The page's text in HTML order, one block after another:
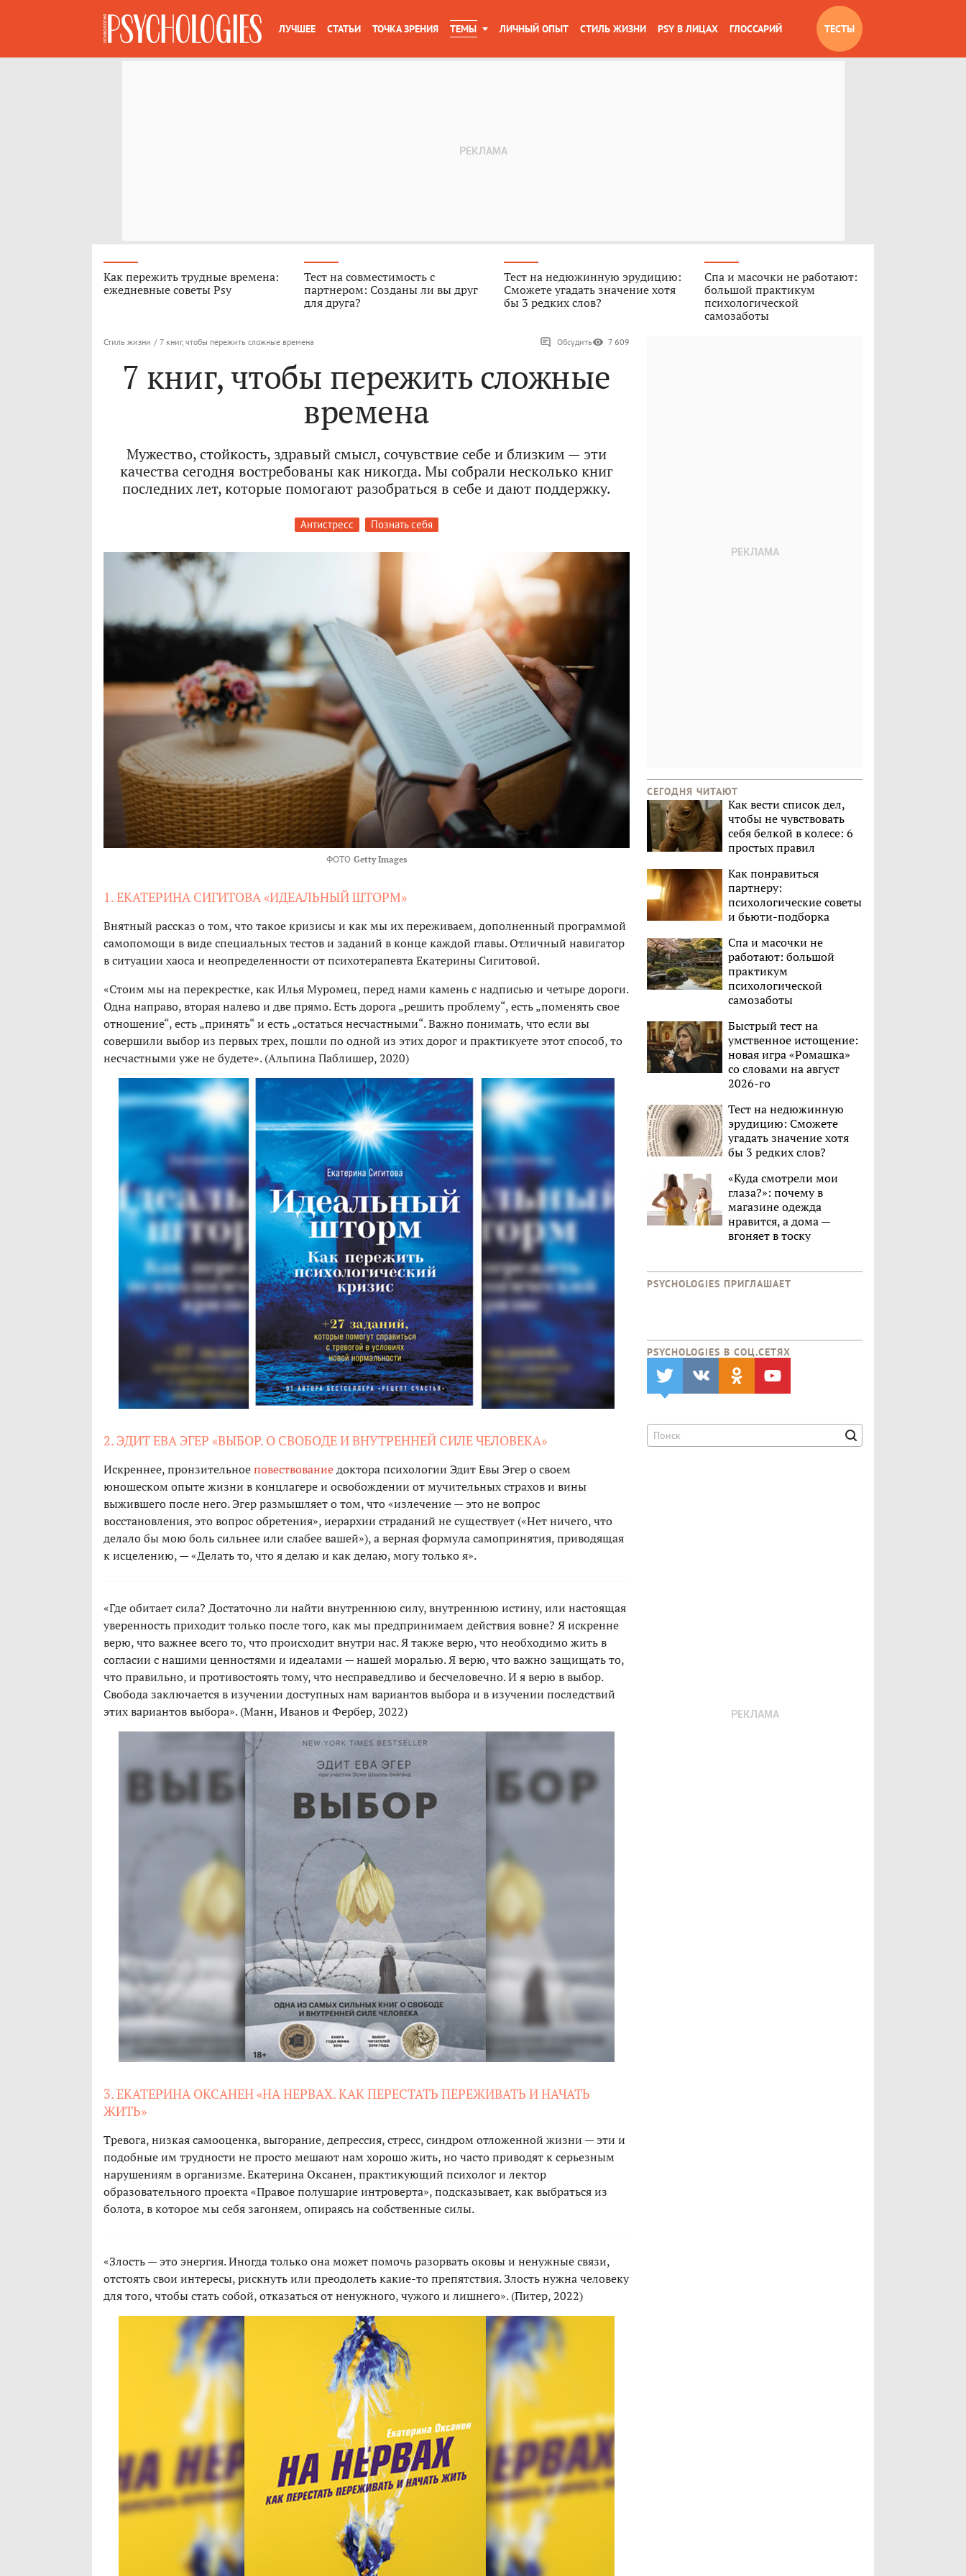
ЛУЧШЕЕ СТАТЬИ ТОЧКА ЗРЕНИЯ ТЕМЫ ЛИЧНЫЙ ОПЫТ СТИЛЬ ЖИЗНИ PSY В ЛИЦАХ ГЛОССАРИЙ ТЕСТЫ
Как пережить трудные времена:
ежедневные советы Psy
Тест на совместимость с
партнером: Созданы ли вы друг
для друга?
Тест на недюжинную эрудицию:
Сможете угадать значение хотя
бы 3 редких слов?
Спа и масочки не работают:
большой практикум
психологической
самозаботы
Стиль жизни / 7 книг, чтобы пережить сложные времена Обсудить 7 609
7 книг, чтобы пережить сложные
времена
Мужество, стойкость, здравый смысл, сочувствие себе и близким — эти
качества сегодня востребованы как никогда. Мы собрали несколько книг
последних лет, которые помогают разобраться в себе и дают поддержку.
Антистресс Познать себя
ФОТО Getty Images
1. ЕКАТЕРИНА СИГИТОВА «ИДЕАЛЬНЫЙ ШТОРМ»
Внятный рассказ о том, что такое кризисы и как мы их переживаем, дополненный программой
самопомощи в виде специальных тестов и заданий в конце каждой главы. Отличный навигатор
в ситуации хаоса и неопределенности от психотерапевта Екатерины Сигитовой.
«Стоим мы на перекрестке, как Илья Муромец, перед нами камень с надписью и четыре дороги.
Одна направо, вторая налево и две прямо. Есть дорога „решить проблему“, есть „поменять свое
отношение“, есть „принять“ и есть „остаться несчастными“. Важно понимать, что если вы
совершили выбор из первых трех, пошли по одной из этих дорог и практикуете этот способ, то
несчастными уже не будете». (Альпина Паблишер, 2020)
2. ЭДИТ ЕВА ЭГЕР «ВЫБОР. О СВОБОДЕ И ВНУТРЕННЕЙ СИЛЕ ЧЕЛОВЕКА»
Искреннее, пронзительноеповествованиедоктора психологии Эдит Евы Эгер о своем
юношеском опыте жизни в концлагере и освобождении от мучительных страхов и вины
выжившего после него. Эгер размышляет о том, что «излечение — это не вопрос
восстановления, это вопрос обретения», иерархии страданий не существует («Нет ничего, что
делало бы мою боль сильнее или слабее вашей»), а верная формула самопринятия, приводящая
к исцелению, — «Делать то, что я делаю и как делаю, могу только я».
«Где обитает сила? Достаточно ли найти внутреннюю силу, внутреннюю истину, или настоящая
уверенность приходит только после того, как мы предпринимаем действия вовне? Я искренне
верю, что важнее всего то, что происходит внутри нас. Я также верю, что необходимо жить в
согласии с нашими ценностями и идеалами — нашей моралью. Я верю, что важно защищать то,
что правильно, и противостоять тому, что несправедливо и бесчеловечно. И я верю в выбор.
Свобода заключается в изучении доступных нам вариантов выбора и в изучении последствий
этих вариантов выбора». (Манн, Иванов и Фербер, 2022)
3. ЕКАТЕРИНА ОКСАНЕН «НА НЕРВАХ. КАК ПЕРЕСТАТЬ ПЕРЕЖИВАТЬ И НАЧАТЬ
ЖИТЬ»
Тревога, низкая самооценка, выгорание, депрессия, стресс, синдром отложенной жизни — эти и
подобные им трудности не просто мешают нам хорошо жить, но часто приводят к серьезным
нарушениям в организме. Екатерина Оксанен, практикующий психолог и лектор
образовательного проекта «Правое полушарие интроверта», подсказывает, как выбраться из
болота, в которое мы себя загоняем, опираясь на собственные силы.
«Злость — это энергия. Иногда только она может помочь разорвать оковы и ненужные связи,
отстоять свои интересы, рискнуть или преодолеть какие-то препятствия. Злость нужна человеку
для того, чтобы стать собой, отказаться от ненужного, чужого и лишнего». (Питер, 2022)
СЕГОДНЯ ЧИТАЮТ
Как вести список дел,
чтобы не чувствовать
себя белкой в колесе: 6
простых правил
Как понравиться
партнеру:
психологические советы
и бьюти-подборка
Спа и масочки не
работают: большой
практикум
психологической
самозаботы
Быстрый тест на
умственное истощение:
новая игра «Ромашка»
со словами на август
2026-го
Тест на недюжинную
эрудицию: Сможете
угадать значение хотя
бы 3 редких слов?
«Куда смотрели мои
глаза?»: почему в
магазине одежда
нравится, а дома —
вгоняет в тоску
PSYCHOLOGIES ПРИГЛАШАЕТ
PSYCHOLOGIES В CОЦ.СЕТЯХ